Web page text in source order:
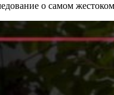
о самом